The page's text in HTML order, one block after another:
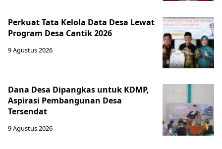
Perkuat Tata Kelola Data Desa Lewat
Program Desa Cantik 2026
9 Agustus 2026
Dana Desa Dipangkas untuk KDMP,
Aspirasi Pembangunan Desa
Tersendat
9 Agustus 2026